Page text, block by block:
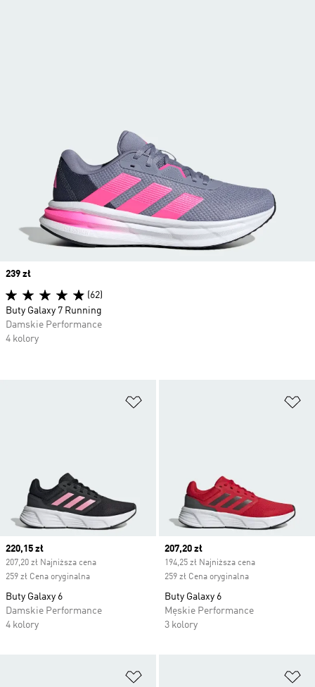
Current price
220,15 zł
207,20 zł Najniższa cena
259 zł Cena oryginalna
Buty Galaxy 6
Damskie Performance
4 kolory
Current price
207,20 zł
194,25 zł Najniższa cena
259 zł Cena oryginalna
Buty Galaxy 6
Męskie Performance
3 kolory
Price
239 zł
(62)
Buty Galaxy 7 Running
Damskie Performance
4 kolory